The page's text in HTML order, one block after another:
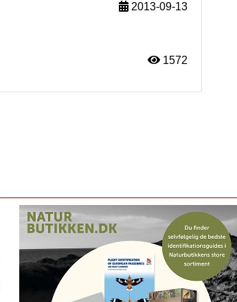
2013-09-13
1572